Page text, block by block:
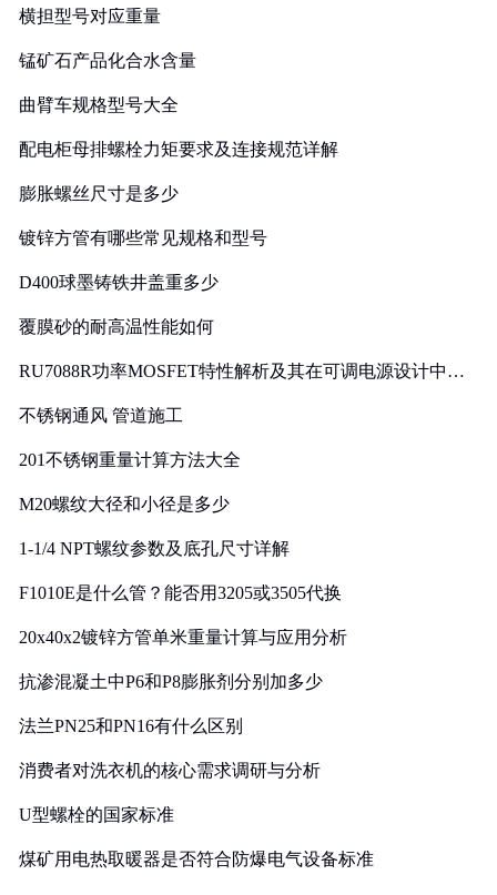
横担型号对应重量
锰矿石产品化合水含量
曲臂车规格型号大全
配电柜母排螺栓力矩要求及连接规范详解
膨胀螺丝尺寸是多少
镀锌方管有哪些常见规格和型号
D400球墨铸铁井盖重多少
覆膜砂的耐高温性能如何
RU7088R功率MOSFET特性解析及其在可调电源设计中的
不锈钢通风 管道施工
201不锈钢重量计算方法大全
M20螺纹大径和小径是多少
1-1/4 NPT螺纹参数及底孔尺寸详解
F1010E是什么管？能否用3205或3505代换
20x40x2镀锌方管单米重量计算与应用分析
抗渗混凝土中P6和P8膨胀剂分别加多少
法兰PN25和PN16有什么区别
消费者对洗衣机的核心需求调研与分析
U型螺栓的国家标准
煤矿用电热取暖器是否符合防爆电气设备标准